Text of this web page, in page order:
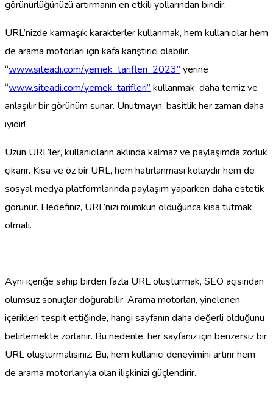
görünürlüğünüzü artırmanın en etkili yollarından biridir.
URL’nizde karmaşık karakterler kullanmak, hem kullanıcılar hem
de arama motorları için kafa karıştırıcı olabilir.
“www.siteadi.com/yemek_tarifleri_2023” yerine
“www.siteadi.com/yemek-tarifleri” kullanmak, daha temiz ve
anlaşılır bir görünüm sunar. Unutmayın, basitlik her zaman daha
iyidir!
Uzun URL’ler, kullanıcıların aklında kalmaz ve paylaşımda zorluk
çıkarır. Kısa ve öz bir URL, hem hatırlanması kolaydır hem de
sosyal medya platformlarında paylaşım yaparken daha estetik
görünür. Hedefiniz, URL’nizi mümkün olduğunca kısa tutmak
olmalı.
Aynı içeriğe sahip birden fazla URL oluşturmak, SEO açısından
olumsuz sonuçlar doğurabilir. Arama motorları, yinelenen
içerikleri tespit ettiğinde, hangi sayfanın daha değerli olduğunu
belirlemekte zorlanır. Bu nedenle, her sayfanız için benzersiz bir
URL oluşturmalısınız. Bu, hem kullanıcı deneyimini artırır hem
de arama motorlarıyla olan ilişkinizi güçlendirir.